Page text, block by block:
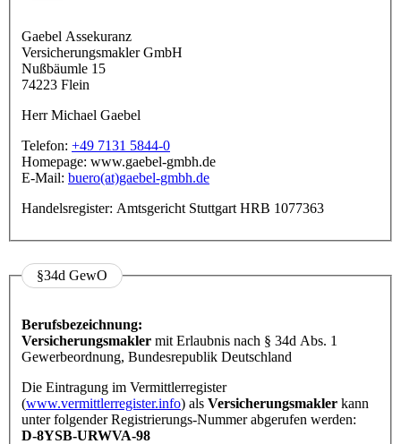
Gaebel Assekuranz
Versicherungsmakler GmbH
Nußbäumle 15
74223 Flein
Herr Michael Gaebel
Telefon: +49 7131 5844-0
Homepage: www.gaebel-gmbh.de
E-Mail: buero(at)gaebel-gmbh.de
Handelsregister: Amtsgericht Stuttgart HRB 1077363
§34d GewO
Berufsbezeichnung:
Versicherungsmakler mit Erlaubnis nach § 34d Abs. 1
Gewerbeordnung, Bundesrepublik Deutschland
Die Eintragung im Vermittlerregister
(www.vermittlerregister.info) als Versicherungsmakler kann
unter folgender Registrierungs-Nummer abgerufen werden:
D-8YSB-URWVA-98